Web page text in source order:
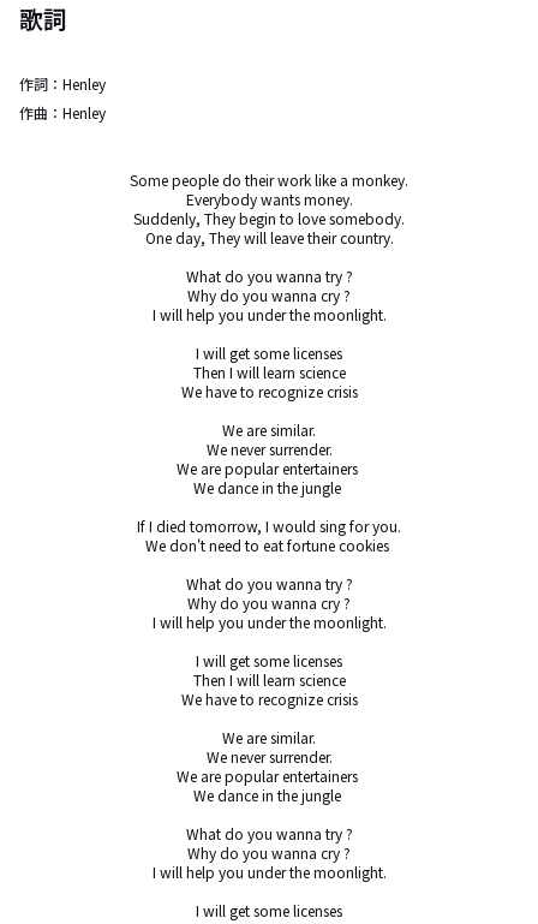
歌詞
作詞： Henley
作曲： Henley
Some people do their work like a monkey.
Everybody wants money.
Suddenly, They begin to love somebody.
One day, They will leave their country.
What do you wanna try ?
Why do you wanna cry ?
I will help you under the moonlight.
I will get some licenses
Then I will learn science
We have to recognize crisis
We are similar.
We never surrender.
We are popular entertainers
We dance in the jungle
If I died tomorrow, I would sing for you.
We don't need to eat fortune cookies
What do you wanna try ?
Why do you wanna cry ?
I will help you under the moonlight.
I will get some licenses
Then I will learn science
We have to recognize crisis
We are similar.
We never surrender.
We are popular entertainers
We dance in the jungle
What do you wanna try ?
Why do you wanna cry ?
I will help you under the moonlight.
I will get some licenses